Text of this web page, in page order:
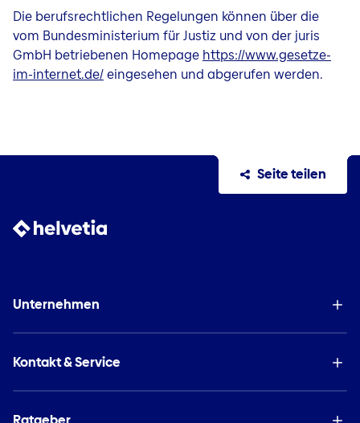
Die berufsrechtlichen Regelungen können über die
vom Bundesministerium für Justiz und von der juris
GmbH betriebenen Homepage https://www.gesetze-
im-internet.de/eingesehen und abgerufen werden.
Seite teilen
Unternehmen
Kontakt & Service